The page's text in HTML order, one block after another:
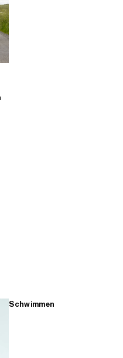
Schwimmen
MÄNNER KAUFEN